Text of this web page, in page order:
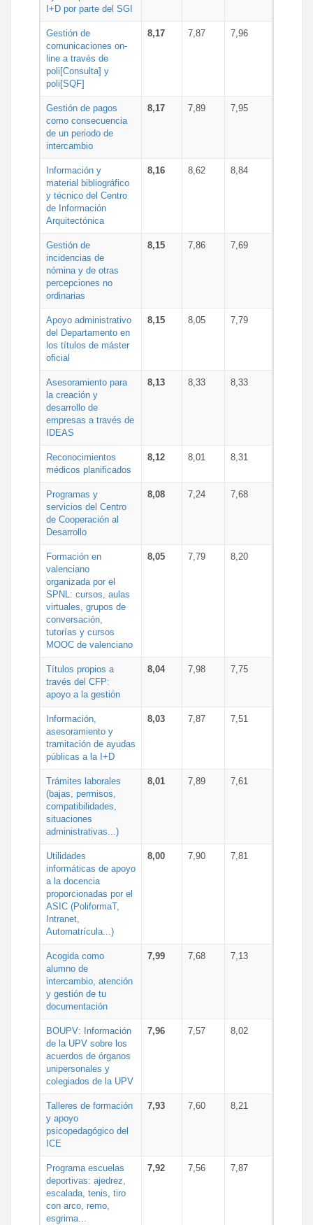
I+D por parte del SGI
Gestión de
comunicaciones on-
line a través de
poli[Consulta] y
poli[SQF]
8,17 7,87 7,96
Gestión de pagos
como consecuencia
de un periodo de
intercambio
8,17 7,89 7,95
Información y
material bibliográfico
y técnico del Centro
de Información
Arquitectónica
8,16 8,62 8,84
Gestión de
incidencias de
nómina y de otras
percepciones no
ordinarias
8,15 7,86 7,69
Apoyo administrativo
del Departamento en
los títulos de máster
oficial
8,15 8,05 7,79
Asesoramiento para
la creación y
desarrollo de
empresas a través de
IDEAS
8,13 8,33 8,33
Reconocimientos
médicos planificados
8,12 8,01 8,31
Programas y
servicios del Centro
de Cooperación al
Desarrollo
8,08 7,24 7,68
Formación en
valenciano
organizada por el
SPNL: cursos, aulas
virtuales, grupos de
conversación,
tutorías y cursos
MOOC de valenciano
8,05 7,79 8,20
Títulos propios a
través del CFP:
apoyo a la gestión
8,04 7,98 7,75
Información,
asesoramiento y
tramitación de ayudas
públicas a la I+D
8,03 7,87 7,51
Trámites laborales
(bajas, permisos,
compatibilidades,
situaciones
administrativas...)
8,01 7,89 7,61
Utilidades
informáticas de apoyo
a la docencia
proporcionadas por el
ASIC (PoliformaT,
Intranet,
Automatrícula...)
8,00 7,90 7,81
Acogida como
alumno de
intercambio, atención
y gestión de tu
documentación
7,99 7,68 7,13
BOUPV: Información
de la UPV sobre los
acuerdos de órganos
unipersonales y
colegiados de la UPV
7,96 7,57 8,02
Talleres de formación
y apoyo
psicopedagógico del
ICE
7,93 7,60 8,21
Programa escuelas
deportivas: ajedrez,
escalada, tenis, tiro
con arco, remo,
esgrima...
7,92 7,56 7,87